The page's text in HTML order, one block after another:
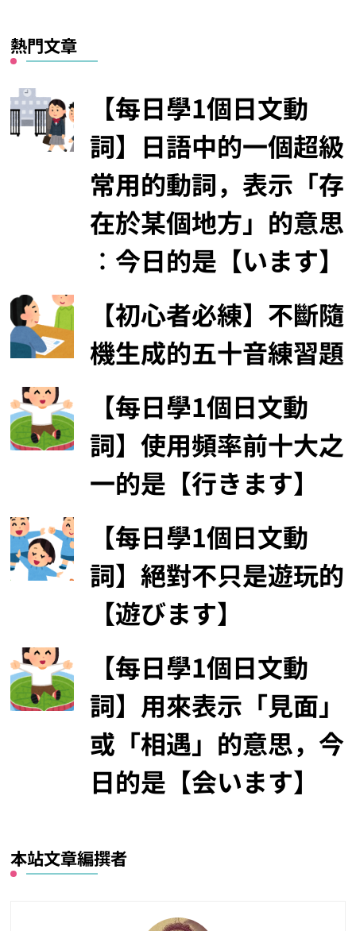
熱門文章
【每日學1個日文動
詞】日語中的一個超級
常用的動詞，表示「存
在於某個地方」的意思
︰今日的是【います】
【初心者必練】不斷隨
機生成的五十音練習題
【每日學1個日文動
詞】使用頻率前十大之
一的是【行きます】
【每日學1個日文動
詞】絕對不只是遊玩的
【遊びます】
【每日學1個日文動
詞】用來表示「見面」
或「相遇」的意思，今
日的是【会います】
本站文章編撰者